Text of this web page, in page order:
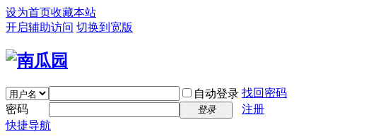
设为首页收藏本站
开启辅助访问 切换到宽版
自动登录 找回密码
密码
登录
注册
快捷导航